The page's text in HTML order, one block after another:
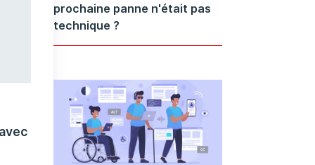
prochaine panne n'était pas
technique ?